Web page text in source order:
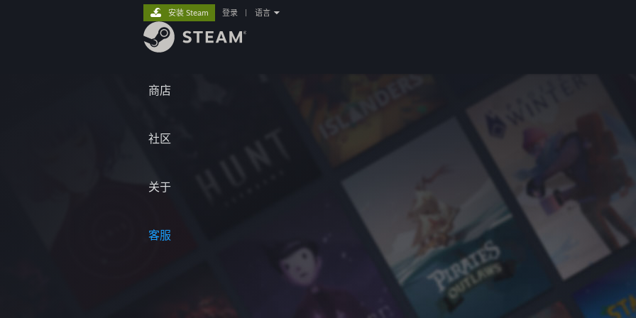
商店
社区
关于
客服
安装 Steam 登录 语言